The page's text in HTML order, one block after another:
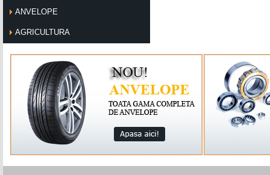
ANVELOPE
AGRICULTURA